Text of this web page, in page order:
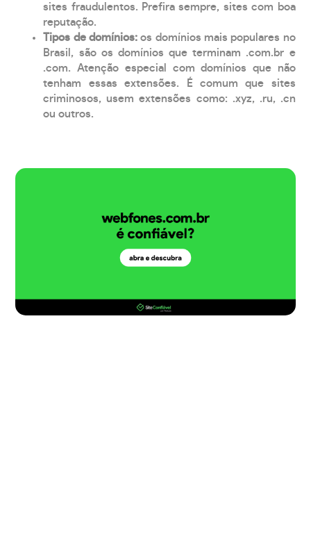
sites fraudulentos. Prefira sempre, sites com boa
reputação.
Tipos de domínios:os domínios mais populares no
Brasil, são os domínios que terminam .com.br e
.com. Atenção especial com domínios que não
tenham essas extensões. É comum que sites
criminosos, usem extensões como: .xyz, .ru, .cn
ou outros.